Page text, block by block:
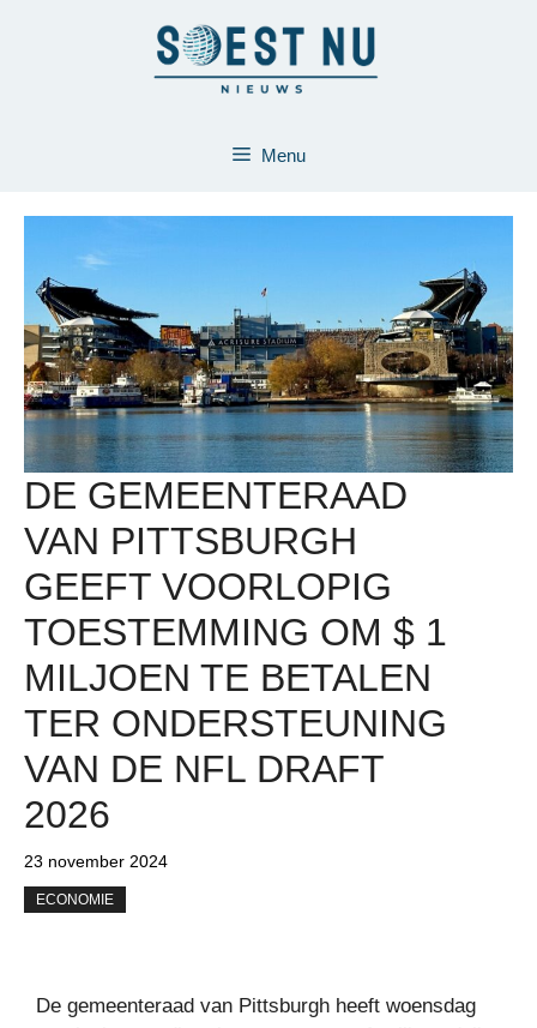
Menu
DE GEMEENTERAAD
VAN PITTSBURGH
GEEFT VOORLOPIG
TOESTEMMING OM $ 1
MILJOEN TE BETALEN
TER ONDERSTEUNING
VAN DE NFL DRAFT
2026
23 november 2024
ECONOMIE
De gemeenteraad van Pittsburgh heeft woensdag